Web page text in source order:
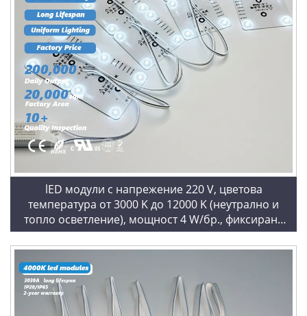
lED модули с напрежение 220 V, цветова
температура от 3000 K до 12000 K (неутрално и
топло осветление), мощност 4 W/бр., фиксирана
цветова температура, студено бяло (6500 K),
квадратни LED модули с блокчейн технология